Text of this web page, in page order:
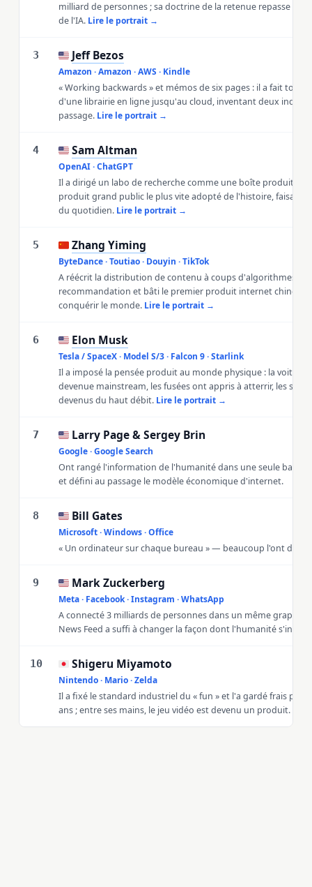
milliard de personnes ; sa doctrine de la retenue repasse
de l'IA.Lire le portrait →
3 🇺🇸 Jeff Bezos
Amazon · Amazon · AWS · Kindle
« Working backwards » et mémos de six pages : il a fait
d'une librairie en ligne jusqu'au cloud, inventant deux
passage.Lire le portrait →
4 🇺🇸 Sam Altman
OpenAI · ChatGPT
Il a dirigé un labo de recherche comme une boîte produit et
produit grand public le plus vite adopté de l'histoire, faisant
du quotidien.Lire le portrait →
5 🇨🇳 Zhang Yiming
ByteDance · Toutiao · Douyin · TikTok
A réécrit la distribution de contenu à coups d'algorithmes de
recommandation et bâti le premier produit internet chinois
conquérir le monde.Lire le portrait →
6 🇺🇸 Elon Musk
Tesla / SpaceX · Model S/3 · Falcon 9 · Starlink
Il a imposé la pensée produit au monde physique : la voiture
devenue mainstream, les fusées ont appris à atterrir, les
devenus du haut débit.Lire le portrait →
7 🇺🇸Larry Page & Sergey Brin
Google · Google Search
Ont rangé l'information de l'humanité dans une seule barre
et défini au passage le modèle économique d'internet.
8 🇺🇸Bill Gates
Microsoft · Windows · Office
« Un ordinateur sur chaque bureau » — beaucoup l'ont dit,
9 🇺🇸Mark Zuckerberg
Meta · Facebook · Instagram · WhatsApp
A connecté 3 milliards de personnes dans un même graphe
News Feed a suffi à changer la façon dont l'humanité
10 🇯🇵 Shigeru Miyamoto
Nintendo · Mario · Zelda
Il a fixé le standard industriel du « fun » et l'a gardé frais
ans ; entre ses mains, le jeu vidéo est devenu un produit.